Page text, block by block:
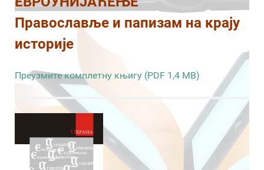
Православље и папизам на крају
историје
Преузмите комплетну књигу (PDF 1,4 MB)